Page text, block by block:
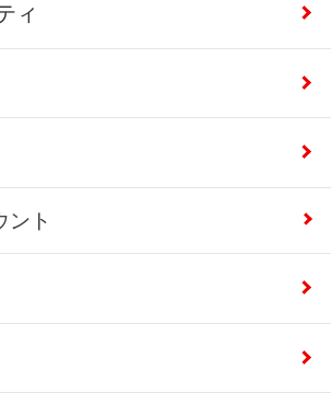
ィ
ント